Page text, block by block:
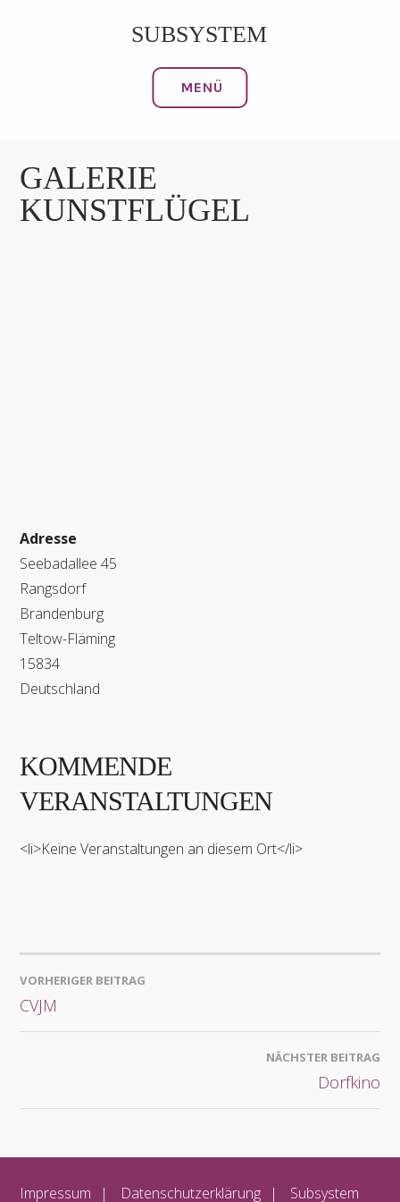
SUBSYSTEM
MENÜ
GALERIE
KUNSTFLÜGEL
Adresse
Seebadallee 45
Rangsdorf
Brandenburg
Teltow-Fläming
15834
Deutschland
KOMMENDE
VERANSTALTUNGEN
<li>Keine Veranstaltungen an diesem Ort</li>
BEITRAGSNAVIGATION
VORHERIGER BEITRAG
CVJM
NÄCHSTER BEITRAG
Dorfkino
Impressum Datenschutzerklärung Subsystem